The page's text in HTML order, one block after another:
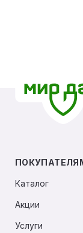
Каталог
Акции
Услуги